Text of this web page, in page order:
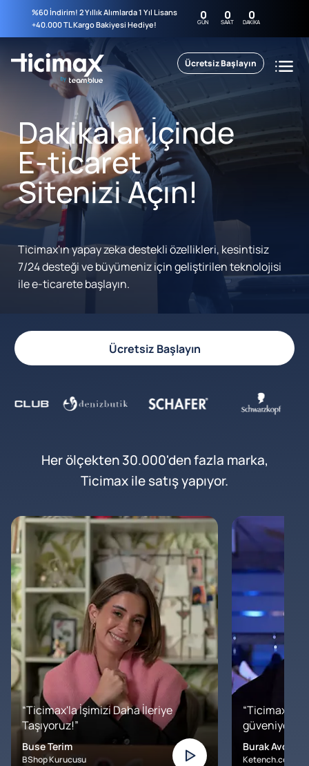
%60 İndirim! 2 Yıllık Alımlarda 1 Yıl Lisans
+40.000 TL Kargo Bakiyesi Hediye!
0
GÜN 0
SAAT 0
DAKIKA
Ücretsiz Başlayın
Dakikalar İçinde
E-ticaret
Sitenizi Açın!
Ticimax'ın yapay zeka destekli özellikleri, kesintisiz
7/24 desteği ve büyümeniz için geliştirilen teknolojisi
ile e-ticarete başlayın.
Ücretsiz Başlayın
Her ölçekten 30.000'den fazla marka,
Ticimax ile satış yapıyor.
“Ticimax'la İşimizi Daha İleriye
Taşıyoruz!”
Buse Terim
BShop Kurucusu
“Ticimax'a
Burak Avcılar
Ketench.com –